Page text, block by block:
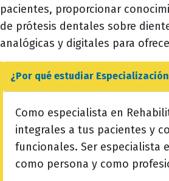
pacientes, proporcionar
de prótesis dentales sobre
analógicas y digitales para
¿Por qué estudiar
Como especialista en
integrales a tus pacientes y
funcionales. Ser especialista
como persona y como